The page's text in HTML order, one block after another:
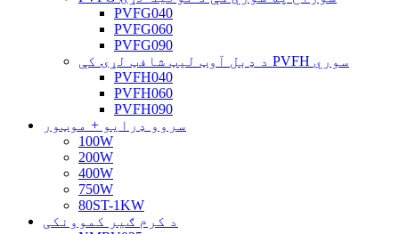
PVFG040
PVFG060
PVFG090
د ډبل آوټ لیټ شافټ لړۍ کې PVFH سوري
PVFH040
PVFH060
PVFH090
سروو ډرایو + موټور
100W
200W
400W
750W
80ST-1KW
د کرم ګیر کموونکی